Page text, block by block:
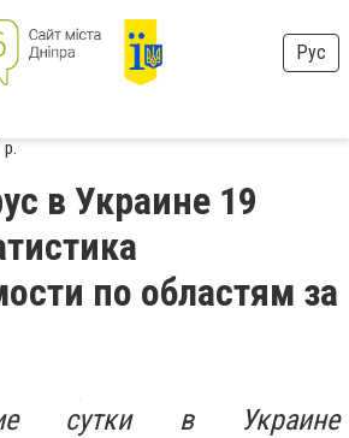
Рус
в Украине 19
по областям за
сутки в Украине